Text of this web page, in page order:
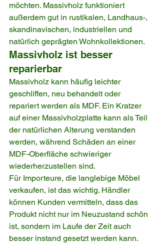
möchten. Massivholz funktioniert
außerdem gut in rustikalen, Landhaus-,
skandinavischen, industriellen und
natürlich geprägten Wohnkollektionen.
Massivholz ist besser
reparierbar
Massivholz kann häufig leichter
geschliffen, neu behandelt oder
repariert werden als MDF. Ein Kratzer
auf einer Massivholzplatte kann als Teil
der natürlichen Alterung verstanden
werden, während Schäden an einer
MDF-Oberfläche schwieriger
wiederherzustellen sind.
Für Importeure, die langlebige Möbel
verkaufen, ist das wichtig. Händler
können Kunden vermitteln, dass das
Produkt nicht nur im Neuzustand schön
ist, sondern im Laufe der Zeit auch
besser instand gesetzt werden kann.